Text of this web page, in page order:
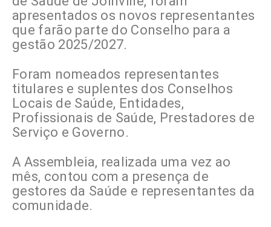
apresentados os novos representantes
que farão parte do Conselho para a
gestão 2025/2027.
Foram nomeados representantes
titulares e suplentes dos Conselhos
Locais de Saúde, Entidades,
Profissionais de Saúde, Prestadores de
Serviço e Governo.
A Assembleia, realizada uma vez ao
mês, contou com a presença de
gestores da Saúde e representantes da
comunidade.